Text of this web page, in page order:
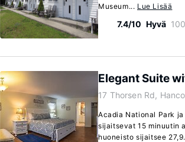
Museum... Lue Lisää
7.4/10 Hyvä
Elegant Suite
17 Thorsen Rd,
Acadia National Park
sijaitsevat 15 minuutin
huoneisto sijaitsee